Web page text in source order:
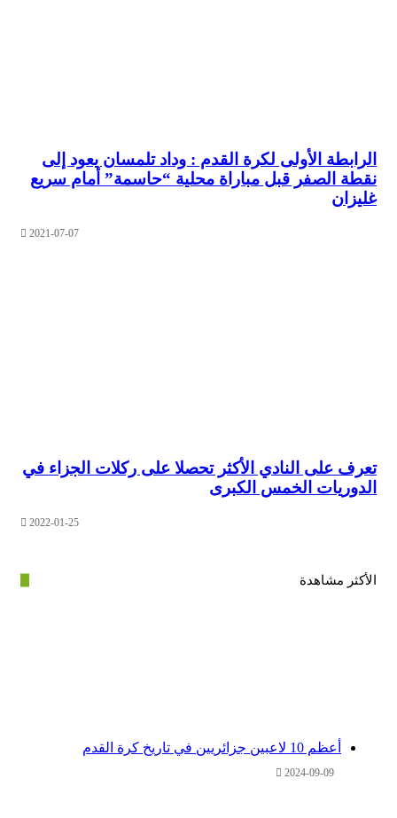
الأولى لكرة القدم : وداد تلمسان يعود إلى
الصفر قبل مباراة محلية “حاسمة” أمام سريع
2021-07-07
على النادي الأكثر تحصلا على ركلات الجزاء في
الخمس الكبرى
2022-01-25
مشاهدة
أعظم 10 لاعبين جزائريين في تاريخ كرة القدم
2024-09-09